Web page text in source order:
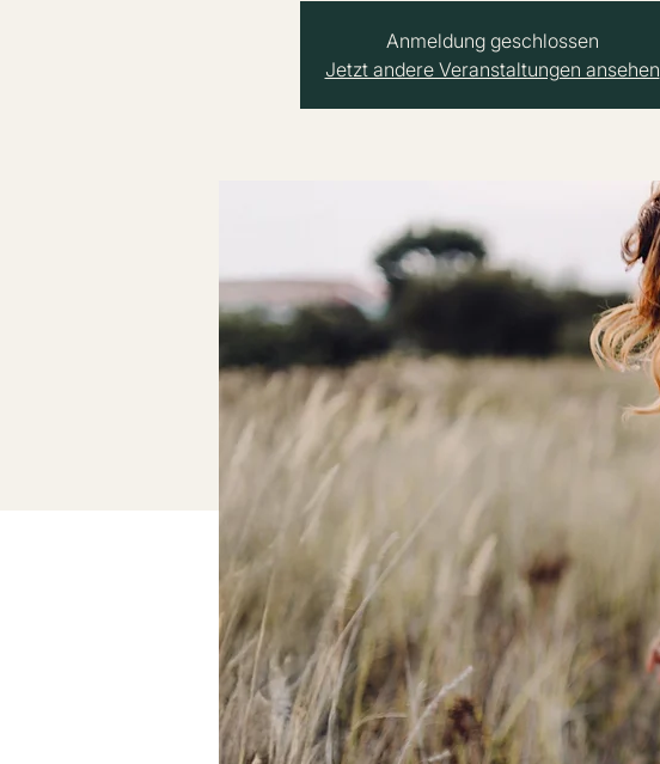
Anmeldung geschlossen
Jetzt andere Veranstaltungen ansehen